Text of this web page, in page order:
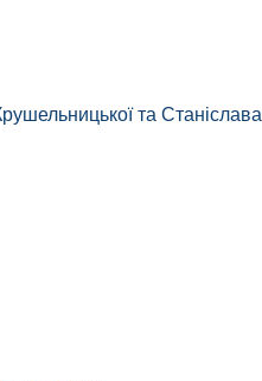
та Станіслава